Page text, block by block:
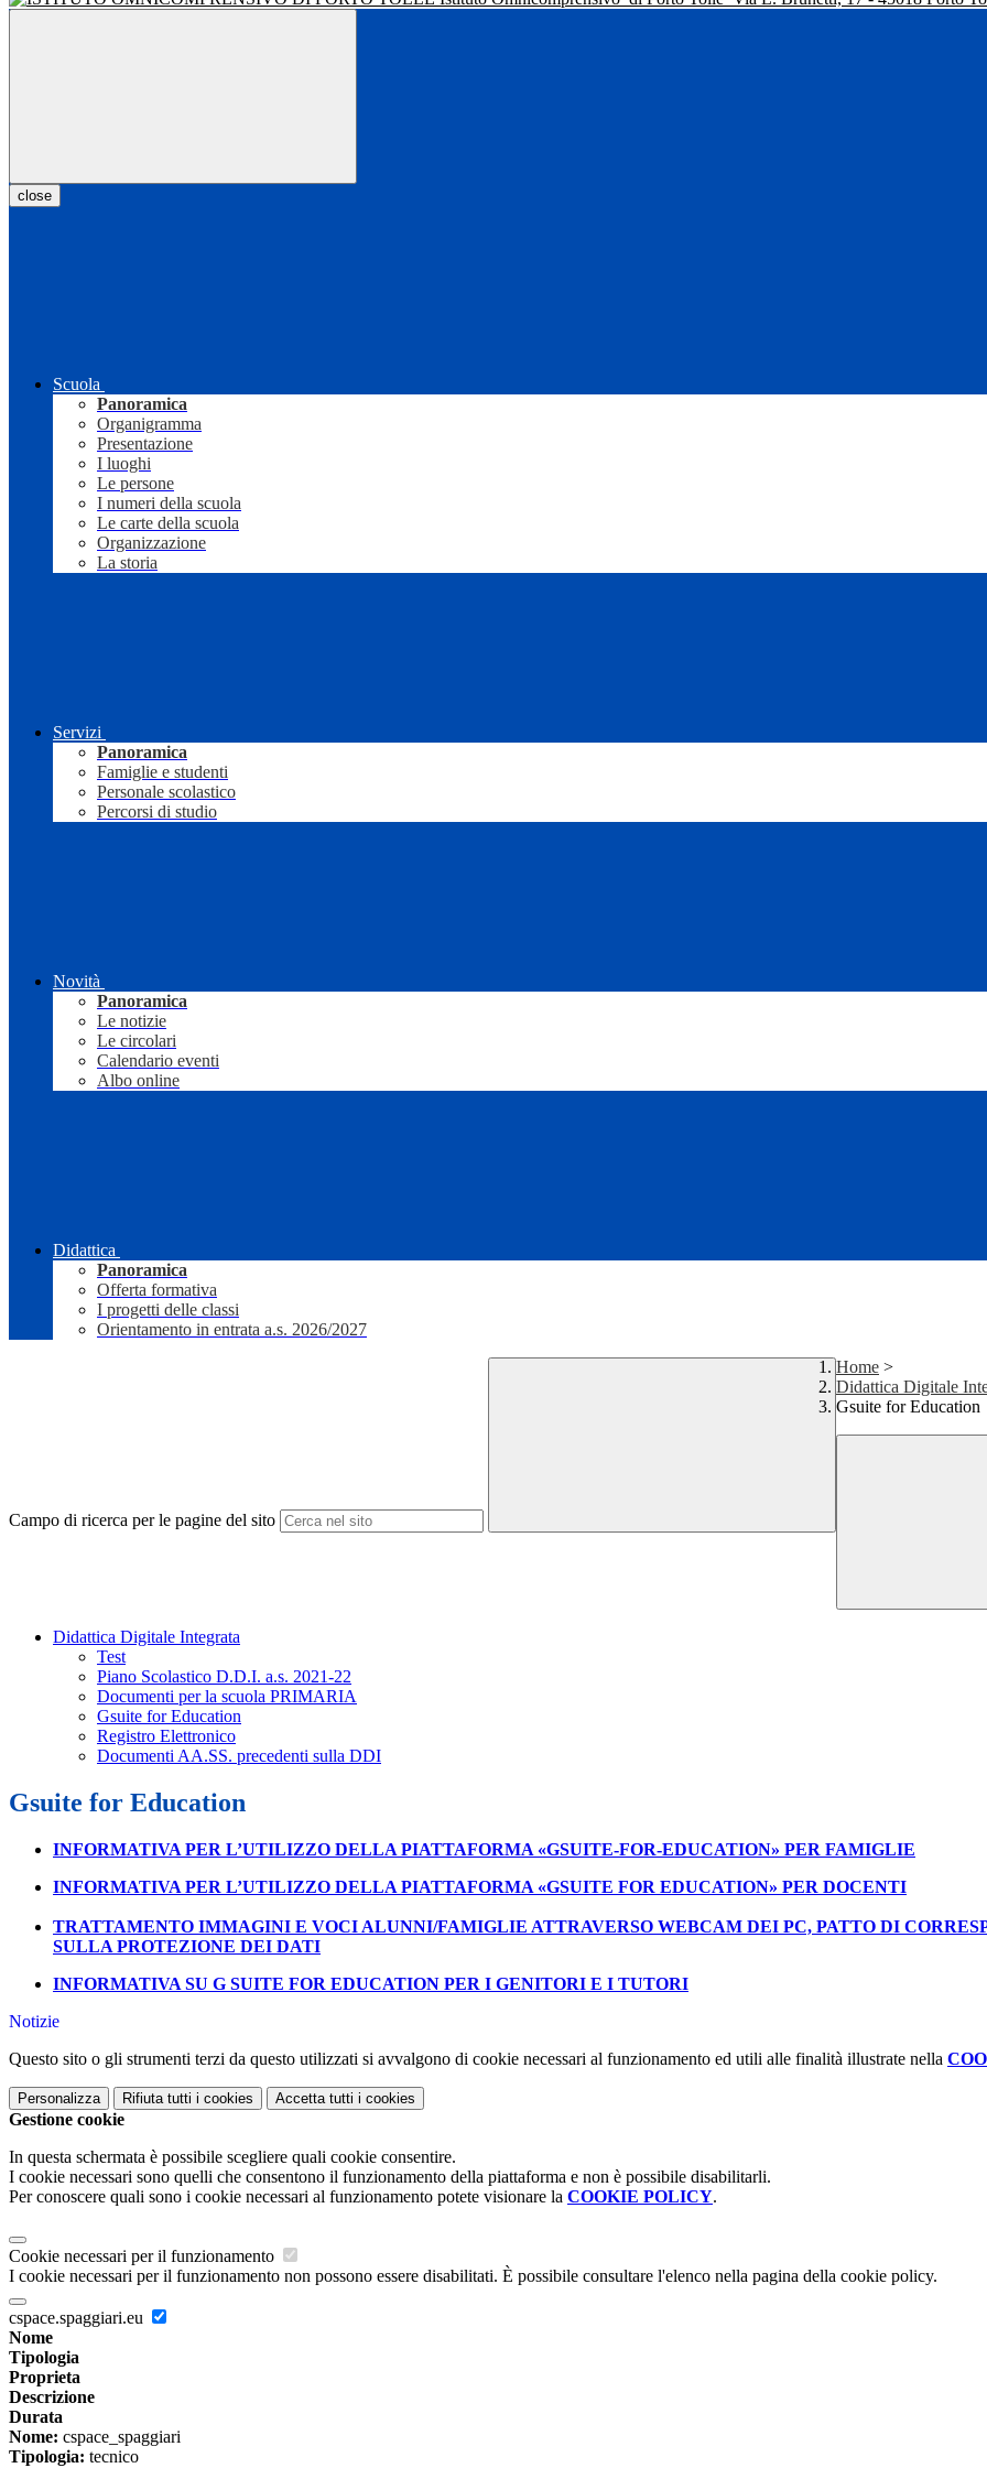
close
Scuola
Panoramica
Organigramma
Presentazione
I luoghi
Le persone
I numeri della scuola
Le carte della scuola
Organizzazione
La storia
Servizi
Panoramica
Famiglie e studenti
Personale scolastico
Percorsi di studio
Novità
Panoramica
Le notizie
Le circolari
Calendario eventi
Albo online
Didattica
Panoramica
Offerta formativa
I progetti delle classi
Orientamento in entrata a.s. 2026/2027
Campo di ricerca per le pagine del sito
Home >
Didattica Digitale
Gsuite for Education
Didattica Digitale Integrata
Test
Piano Scolastico D.D.I. a.s. 2021-22
Documenti per la scuola PRIMARIA
Gsuite for Education
Registro Elettronico
Documenti AA.SS. precedenti sulla DDI
Gsuite for Education
INFORMATIVA PER L’UTILIZZO DELLA PIATTAFORMA «GSUITE-FOR-EDUCATION» PER FAMIGLIE
INFORMATIVA PER L’UTILIZZO DELLA PIATTAFORMA «GSUITE FOR EDUCATION» PER DOCENTI
TRATTAMENTO IMMAGINI E VOCI ALUNNI/FAMIGLIE ATTRAVERSO WEBCAM DEI PC, PATTO DI
SULLA PROTEZIONE DEI DATI
INFORMATIVA SU G SUITE FOR EDUCATION PER I GENITORI E I TUTORI
Notizie
Questo sito o gli strumenti terzi da questo utilizzati si avvalgono di cookie necessari al funzionamento ed utili alle finalità illustrate nella
Personalizza Rifiuta tutti i cookies Accetta tutti i cookies
Gestione cookie
In questa schermata è possibile scegliere quali cookie consentire.
I cookie necessari sono quelli che consentono il funzionamento della piattaforma e non è possibile disabilitarli.
Per conoscere quali sono i cookie necessari al funzionamento potete visionare la COOKIE POLICY.
Cookie necessari per il funzionamento
I cookie necessari per il funzionamento non possono essere disabilitati. È possibile consultare l'elenco nella pagina della cookie policy.
cspace.spaggiari.eu
Nome
Tipologia
Proprieta
Descrizione
Durata
Nome: cspace_spaggiari
Tipologia: tecnico